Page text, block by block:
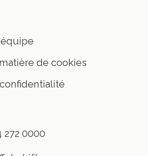
de cookies
272 0000